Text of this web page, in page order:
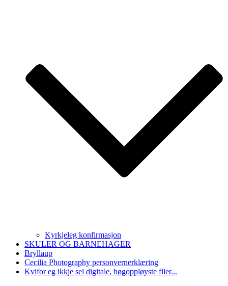
Kyrkjeleg konfirmasjon
SKULER OG BARNEHAGER
Bryllaup
Cecilia Photography personvernerklæring
Kvifor eg ikkje sel digitale, høgoppløyste filer...